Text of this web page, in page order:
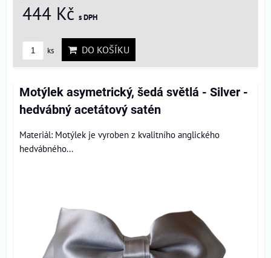
444 Kč s DPH
ks DO KOŠÍKU
Motýlek asymetrický, šedá světlá - Silver -
hedvábný acetátový satén
Materiál: Motýlek je vyroben z kvalitního anglického
hedvábného...